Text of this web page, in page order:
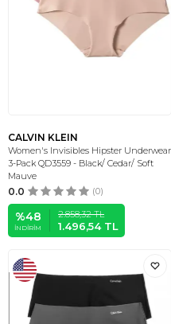
CALVIN KLEIN
Women's Invisibles Hipster Underwear
3-Pack QD3559 - Black/ Cedar/ Soft
Mauve
0.0 (0)
%48
İNDIRIM
2.858,32TL
1.496,54TL